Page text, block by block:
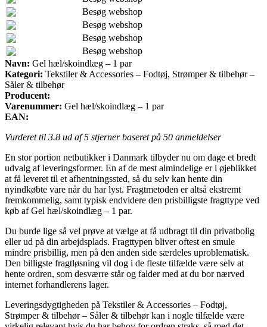
Besøg webshop
Besøg webshop
Besøg webshop
Besøg webshop
Navn: Gel hæl/skoindlæg – 1 par
Kategori: Tekstiler & Accessories – Fodtøj, Strømper & tilbehør –
Såler & tilbehør
Producent:
Varenummer: Gel hæl/skoindlæg – 1 par
EAN:
Vurderet til 3.8 ud af 5 stjerner baseret på 50 anmeldelser
En stor portion netbutikker i Danmark tilbyder nu om dage et bredt
udvalg af leveringsformer. En af de mest almindelige er i øjeblikket
at få leveret til et afhentningssted, så du selv kan hente din
nyindkøbte vare når du har lyst. Fragtmetoden er altså ekstremt
fremkommelig, samt typisk endvidere den prisbilligste fragttype ved
køb af Gel hæl/skoindlæg – 1 par.
Du burde lige så vel prøve at vælge at få udbragt til din privatbolig
eller ud på din arbejdsplads. Fragttypen bliver oftest en smule
mindre prisbillig, men på den anden side særdeles uproblematisk.
Den billigste fragtløsning vil dog i de fleste tilfælde være selv at
hente ordren, som desværre står og falder med at du bor nærved
internet forhandlerens lager.
Leveringsdygtigheden på Tekstiler & Accessories – Fodtøj,
Strømper & tilbehør – Såler & tilbehør kan i nogle tilfælde være